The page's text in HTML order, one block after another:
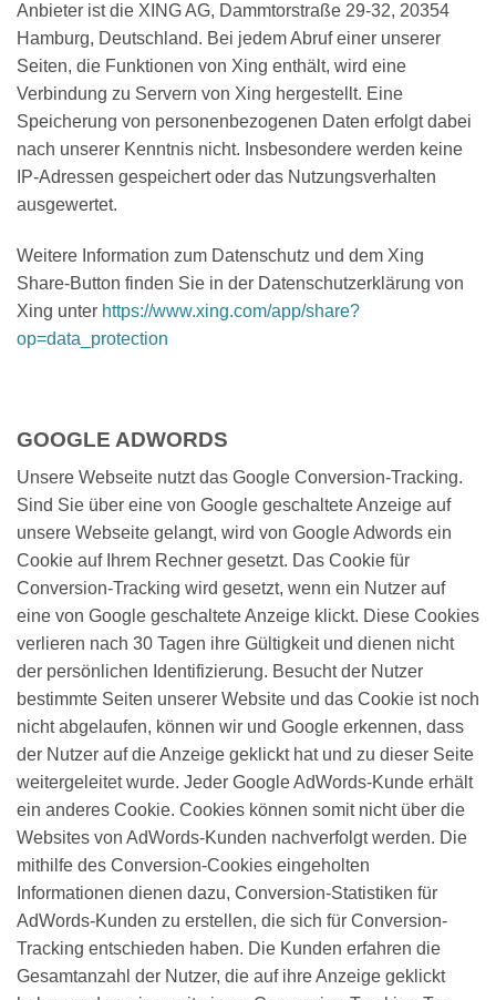
Anbieter ist die XING AG, Dammtorstraße 29-32, 20354
Hamburg, Deutschland. Bei jedem Abruf einer unserer
Seiten, die Funktionen von Xing enthält, wird eine
Verbindung zu Servern von Xing hergestellt. Eine
Speicherung von personenbezogenen Daten erfolgt dabei
nach unserer Kenntnis nicht. Insbesondere werden keine
IP-Adressen gespeichert oder das Nutzungsverhalten
ausgewertet.
Weitere Information zum Datenschutz und dem Xing
Share-Button finden Sie in der Datenschutzerklärung von
Xing unter https://www.xing.com/app/share?
op=data_protection
GOOGLE ADWORDS
Unsere Webseite nutzt das Google Conversion-Tracking.
Sind Sie über eine von Google geschaltete Anzeige auf
unsere Webseite gelangt, wird von Google Adwords ein
Cookie auf Ihrem Rechner gesetzt. Das Cookie für
Conversion-Tracking wird gesetzt, wenn ein Nutzer auf
eine von Google geschaltete Anzeige klickt. Diese Cookies
verlieren nach 30 Tagen ihre Gültigkeit und dienen nicht
der persönlichen Identifizierung. Besucht der Nutzer
bestimmte Seiten unserer Website und das Cookie ist noch
nicht abgelaufen, können wir und Google erkennen, dass
der Nutzer auf die Anzeige geklickt hat und zu dieser Seite
weitergeleitet wurde. Jeder Google AdWords-Kunde erhält
ein anderes Cookie. Cookies können somit nicht über die
Websites von AdWords-Kunden nachverfolgt werden. Die
mithilfe des Conversion-Cookies eingeholten
Informationen dienen dazu, Conversion-Statistiken für
AdWords-Kunden zu erstellen, die sich für Conversion-
Tracking entschieden haben. Die Kunden erfahren die
Gesamtanzahl der Nutzer, die auf ihre Anzeige geklickt